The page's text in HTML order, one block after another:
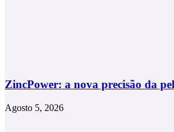
ZincPower: a nova precisão da
Agosto 5, 2026